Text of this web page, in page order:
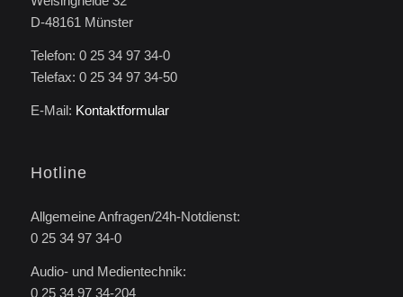
D-48161 Münster
Telefon: 0 25 34 97 34-0
Telefax: 0 25 34 97 34-50
E-Mail: Kontaktformular
Hotline
Allgemeine Anfragen/24h-Notdienst:
0 25 34 97 34-0
Audio- und Medientechnik:
0 25 34 97 34-204